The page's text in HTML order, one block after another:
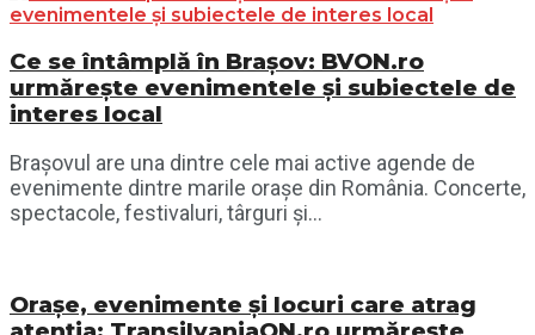
Ce se întâmplă în Brașov: BVON.ro
urmărește evenimentele și subiectele de
interes local
Brașovul are una dintre cele mai active agende de
evenimente dintre marile orașe din România. Concerte,
spectacole, festivaluri, târguri și...
Orașe, evenimente și locuri care atrag